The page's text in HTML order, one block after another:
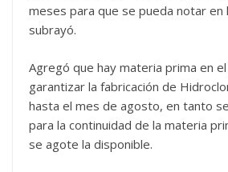
meses para que se pueda notar en
subrayó.
Agregó que hay materia prima en
garantizar la fabricación de
hasta el mes de agosto, en tanto
para la continuidad de la materia
se agote la disponible.